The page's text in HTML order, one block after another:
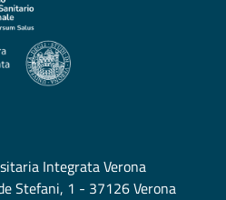
Integrata Verona
Stefani, 1 - 37126 Verona